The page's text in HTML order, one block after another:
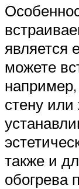
является
можете
стену
также и
обогрева